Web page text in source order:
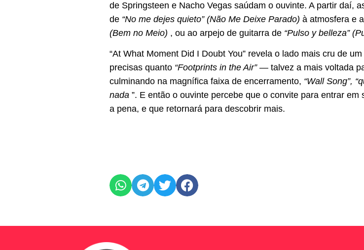
de Springsteen e Nacho Vegas saúdam o ouvinte. A partir daí,
de “No me dejes quieto” (Não Me Deixe Parado) à atmosfera e
(Bem no Meio) , ou ao arpejo de guitarra de “Pulso y belleza”
“At What Moment Did I Doubt You” revela o lado mais cru de
precisas quanto “Footprints in the Air”— talvez a mais voltada
culminando na magnífica faixa de encerramento, “Wall Song”,
nada ”. E então o ouvinte percebe que o convite para entrar
a pena, e que retornará para descobrir mais.